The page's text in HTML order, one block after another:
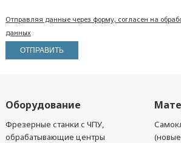
Отправляя данные через форму, согласен на
данных
Оборудование
Фрезерные станки с ЧПУ,
обрабатывающие центры